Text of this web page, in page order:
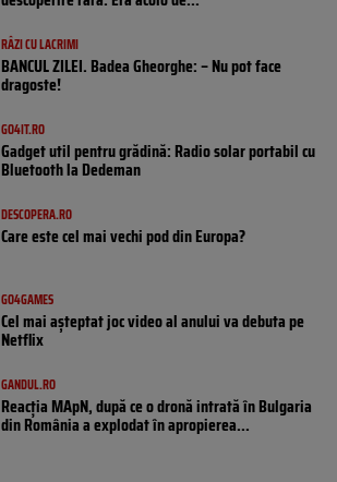
RÂZI CU LACRIMI
BANCUL ZILEI. Badea Gheorghe: – Nu pot face
dragoste!
GO4IT.RO
Gadget util pentru grădină: Radio solar portabil cu
Bluetooth la Dedeman
DESCOPERA.RO
Care este cel mai vechi pod din Europa?
GO4GAMES
Cel mai așteptat joc video al anului va debuta pe
Netflix
GANDUL.RO
Reacția MApN, după ce o dronă intrată în Bulgaria
din România a explodat în apropierea...